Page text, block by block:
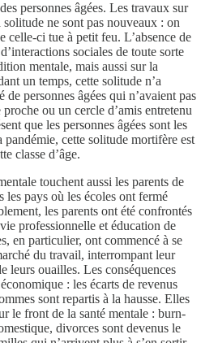
personnes âgées. Les travaux sur
ne sont pas nouveaux : on
celle-ci tue à petit feu. L’absence de
sociales de toute sorte
mentale, mais aussi sur la
un temps, cette solitude n’a
de personnes âgées qui n’avaient pas
ou un cercle d’amis entretenu
que les personnes âgées sont les
pandémie, cette solitude mortifère est
classe d’âge.
touchent aussi les parents de
les pays où les écoles ont fermé
les parents ont été confrontés
professionnelle et éducation de
en particulier, ont commencé à se
du travail, interrompant leur
leurs ouailles. Les conséquences
: les écarts de revenus
sont repartis à la hausse. Elles
le front de la santé mentale : burn-
divorces sont devenus le